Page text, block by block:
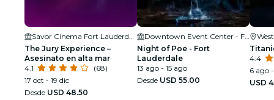
The Jury Experience –
Asesinato en alta mar
4.1
(68)
17 oct - 19 dic
Desde USD 48.50
Night of Poe - Fort
Lauderdale
13 ago - 15 ago
Desde USD 55.00
4.4
6 ago
USD